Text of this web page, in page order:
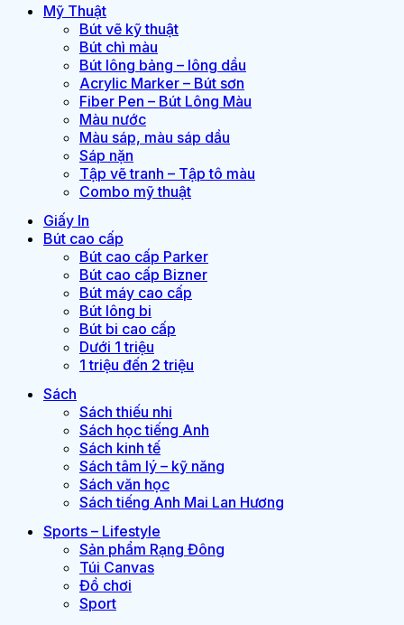
Mỹ Thuật
Bút vẽ kỹ thuật
Bút chì màu
Bút lông bảng – lông dầu
Acrylic Marker – Bút sơn
Fiber Pen – Bút Lông Màu
Màu nước
Màu sáp, màu sáp dầu
Sáp nặn
Tập vẽ tranh – Tập tô màu
Combo mỹ thuật
Giấy In
Bút cao cấp
Bút cao cấp Parker
Bút cao cấp Bizner
Bút máy cao cấp
Bút lông bi
Bút bi cao cấp
Dưới 1 triệu
1 triệu đến 2 triệu
Sách
Sách thiếu nhi
Sách học tiếng Anh
Sách kinh tế
Sách tâm lý – kỹ năng
Sách văn học
Sách tiếng Anh Mai Lan Hương
Sports – Lifestyle
Sản phẩm Rạng Đông
Túi Canvas
Đồ chơi
Sport